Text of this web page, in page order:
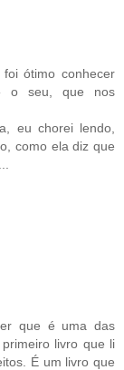
ótimo conhecer
o seu, que nos
eu chorei lendo,
como ela diz que
que é uma das
livro que li
É um livro que